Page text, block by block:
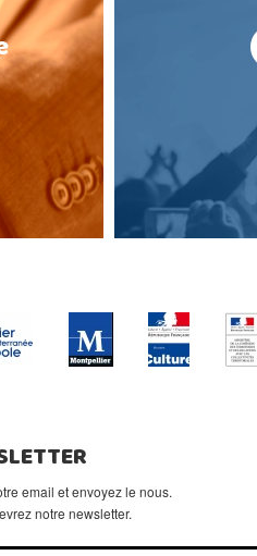
email et envoyez le nous.
notre newsletter.